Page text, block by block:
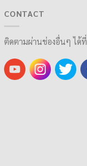
CONTACT
ติดตามผ่านช่องอื่นๆ ได้ที่